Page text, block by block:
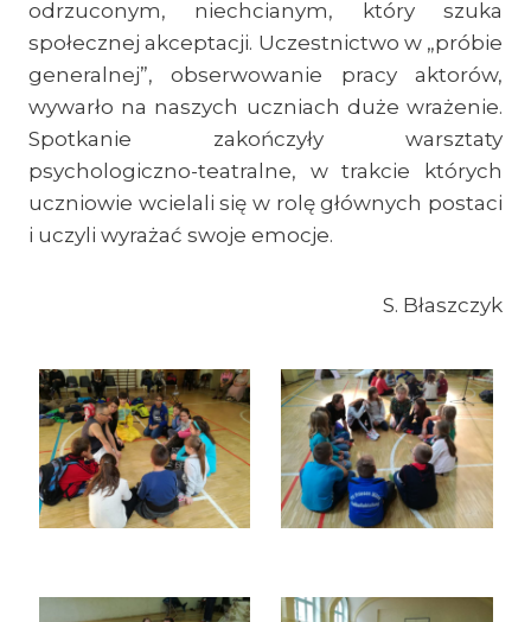
odrzuconym, niechcianym, który szuka
społecznej akceptacji. Uczestnictwo w „próbie
generalnej”, obserwowanie pracy aktorów,
wywarło na naszych uczniach duże wrażenie.
Spotkanie zakończyły warsztaty
psychologiczno-teatralne, w trakcie których
uczniowie wcielali się w rolę głównych postaci
i uczyli wyrażać swoje emocje.
S. Błaszczyk